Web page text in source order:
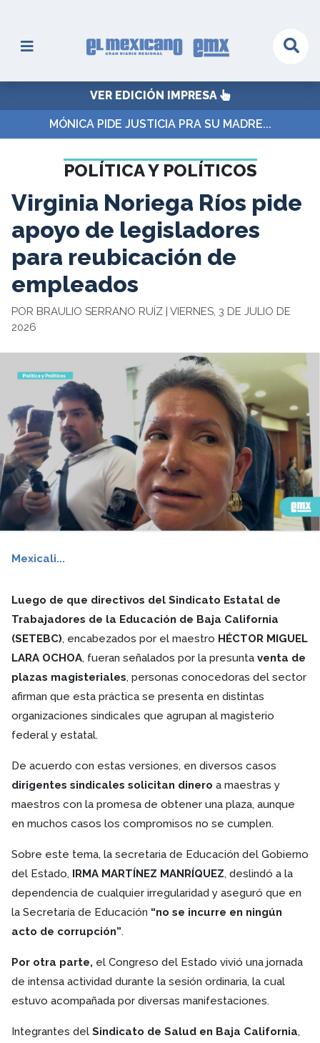
VER EDICIÓN IMPRESA
MÓNICA PIDE JUSTICIA PRA SU MADRE...
POLÍTICA Y POLÍTICOS
Virginia Noriega Ríos pide
apoyo de legisladores
para reubicación de
empleados
POR BRAULIO SERRANO RUÍZ | VIERNES, 3 DE JULIO DE
2026
Mexicali...
Luego de que directivos del Sindicato Estatal de
Trabajadores de la Educación de Baja California
(SETEBC), encabezados por el maestro HÉCTOR MIGUEL
LARA OCHOA, fueran señalados por la presunta venta de
plazas magisteriales, personas conocedoras del sector
afirman que esta práctica se presenta en distintas
organizaciones sindicales que agrupan al magisterio
federal y estatal.
De acuerdo con estas versiones, en diversos casos
dirigentes sindicales solicitan dinero a maestras y
maestros con la promesa de obtener una plaza, aunque
en muchos casos los compromisos no se cumplen.
Sobre este tema, la secretaria de Educación del Gobierno
del Estado, IRMA MARTÍNEZ MANRÍQUEZ, deslindó a la
dependencia de cualquier irregularidad y aseguró que en
la Secretaría de Educación “no se incurre en ningún
acto de corrupción”.
Por otra parte, el Congreso del Estado vivió una jornada
de intensa actividad durante la sesión ordinaria, la cual
estuvo acompañada por diversas manifestaciones.
Integrantes del Sindicato de Salud en Baja California,